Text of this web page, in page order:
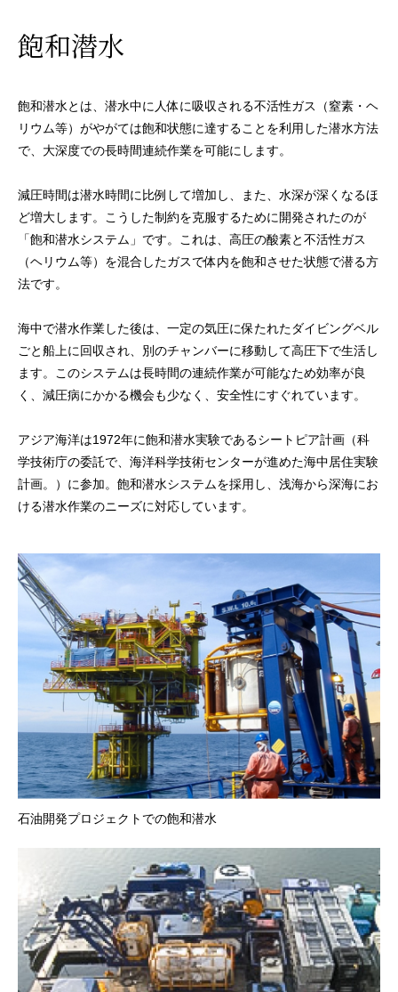
飽和潜水
飽和潜水とは、潜水中に人体に吸収される不活性ガス（窒素・ヘ
リウム等）がやがては飽和状態に達することを利用した潜水方法
で、大深度での長時間連続作業を可能にします。
減圧時間は潜水時間に比例して増加し、また、水深が深くなるほ
ど増大します。こうした制約を克服するために開発されたのが
「飽和潜水システム」です。これは、高圧の酸素と不活性ガス
（ヘリウム等）を混合したガスで体内を飽和させた状態で潜る方
法です。
海中で潜水作業した後は、一定の気圧に保たれたダイビングベル
ごと船上に回収され、別のチャンバーに移動して高圧下で生活し
ます。このシステムは長時間の連続作業が可能なため効率が良
く、減圧病にかかる機会も少なく、安全性にすぐれています。
アジア海洋は1972年に飽和潜水実験であるシートピア計画（科
学技術庁の委託で、海洋科学技術センターが進めた海中居住実験
計画。）に参加。飽和潜水システムを採用し、浅海から深海にお
ける潜水作業のニーズに対応しています。
石油開発プロジェクトでの飽和潜水